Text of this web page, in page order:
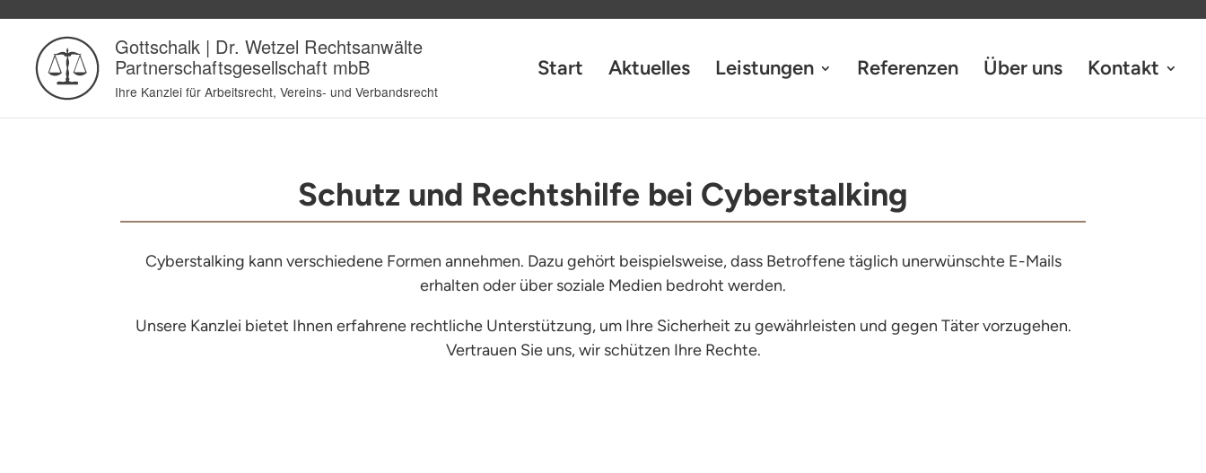
Start Aktuelles Leistungen Referenzen Über uns Kontakt
Schutz und Rechtshilfe bei Cyberstalking
Cyberstalking kann verschiedene Formen annehmen. Dazu gehört beispielsweise, dass Betroffene täglich unerwünschte E-Mails
erhalten oder über soziale Medien bedroht werden.
Unsere Kanzlei bietet Ihnen erfahrene rechtliche Unterstützung, um Ihre Sicherheit zu gewährleisten und gegen Täter vorzugehen.
Vertrauen Sie uns, wir schützen Ihre Rechte.